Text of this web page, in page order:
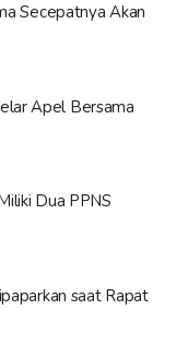
Secepatnya Akan
Apel Bersama
Dua PPNS
saat Rapat